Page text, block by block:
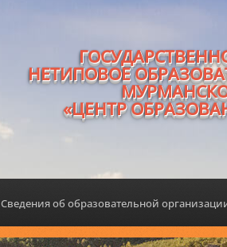
НЕТИПОВОЕ
«ЦЕНТР
Сведения об образовательной